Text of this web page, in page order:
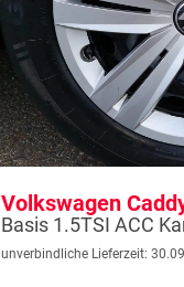
Volkswagen
Basis 1.5TSI ACC
unverbindliche Lieferzeit: